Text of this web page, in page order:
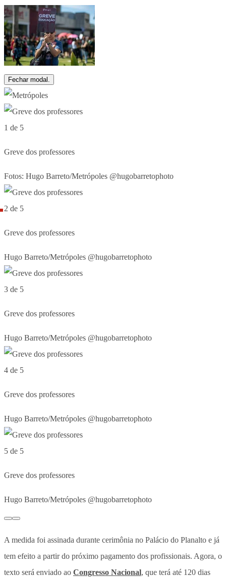
Fechar modal.
1 de 5
Greve dos professores
Fotos: Hugo Barreto/Metrópoles @hugobarretophoto
2 de 5
Greve dos professores
Hugo Barreto/Metrópoles @hugobarretophoto
3 de 5
Greve dos professores
Hugo Barreto/Metrópoles @hugobarretophoto
4 de 5
Greve dos professores
Hugo Barreto/Metrópoles @hugobarretophoto
5 de 5
Greve dos professores
Hugo Barreto/Metrópoles @hugobarretophoto
A medida foi assinada durante cerimônia no Palácio do Planalto e já
tem efeito a partir do próximo pagamento dos profissionais. Agora, o
texto será enviado ao Congresso Nacional, que terá até 120 dias